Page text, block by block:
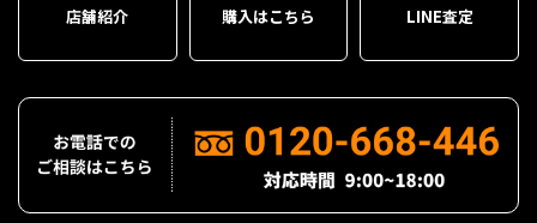
店舗紹介 購入はこちら LINE査定